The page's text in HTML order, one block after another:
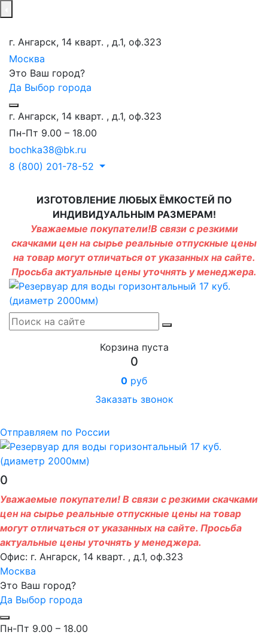
г. Ангарск, 14 кварт. , д.1, оф.323
Москва
Это Ваш город?
Да Выбор города
г. Ангарск, 14 кварт. , д.1, оф.323
Пн-Пт 9.00 – 18.00
bochka38@bk.ru
8 (800) 201-78-52
ИЗГОТОВЛЕНИЕ ЛЮБЫХ ЁМКОСТЕЙ ПО
ИНДИВИДУАЛЬНЫМ РАЗМЕРАМ!
Уважаемые покупатели!В связи с резкими
скачками цен на сырье реальные отпускные цены
на товар могут отличаться от указанных на сайте.
Просьба актуальные цены уточнять у менеджера.
Корзина пуста
0
0 руб
Заказать звонок
Отправляем по России
0
Уважаемые покупатели! В связи с резкими скачками
цен на сырье реальные отпускные цены на товар
могут отличаться от указанных на сайте. Просьба
актуальные цены уточнять у менеджера.
Офис: г. Ангарск, 14 кварт. , д.1, оф.323
Москва
Это Ваш город?
Да Выбор города
Пн-Пт 9.00 – 18.00